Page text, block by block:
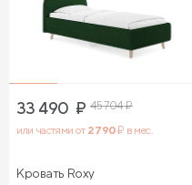
33 490 ₽ 45 704₽
или частями от 2 790₽ в мес.
Кровать Roxy